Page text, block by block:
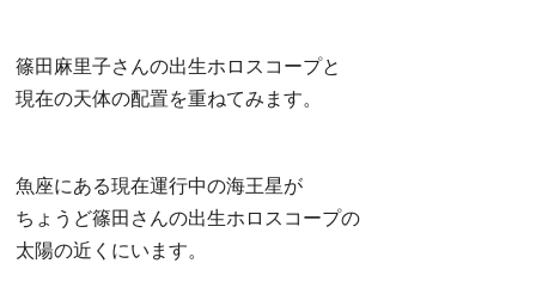
篠田麻里子さんの出生ホロスコープと
現在の天体の配置を重ねてみます。
魚座にある現在運行中の海王星が
ちょうど篠田さんの出生ホロスコープの
太陽の近くにいます。